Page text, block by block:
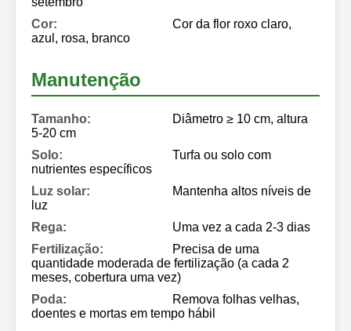
Cor:
Cor da flor roxo claro,
azul, rosa, branco
Manutenção
Tamanho:
Diâmetro ≥ 10 cm, altura
5-20 cm
Solo:
Turfa ou solo com
nutrientes específicos
Luz solar:
Mantenha altos níveis de
luz
Rega:
Uma vez a cada 2-3 dias
Fertilização:
Precisa de uma
quantidade moderada de fertilização (a cada 2
meses, cobertura uma vez)
Poda:
Remova folhas velhas,
doentes e mortas em tempo hábil